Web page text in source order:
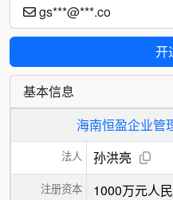
gs***@***.co
开
基本信息
海南恒盈企业管
法人 孙洪亮
注册资本 1000万元人